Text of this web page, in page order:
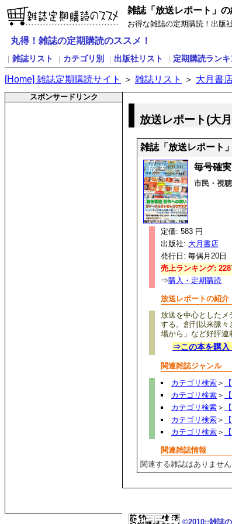
雑誌「放送レポート」
お得な雑誌の定期購読！出版
丸得！雑誌の定期購読のススメ！
雑誌リスト カテゴリ別 出版社リスト 定期購読ラン
[Home] 雑誌定期購読サイト ＞ 雑誌リスト ＞ 大月書
スポンサードリンク
放送レポート(大
雑誌「放送レポート
毎号確
市民・視
定価: 583 円
出版社: 大月書店
発行日: 毎偶月20日
売上ランキング:
⇒購入・定期購読
放送レポートの紹介
放送を中心としたメ
する。創刊以来脈々
場から」など好評連
⇒この本を購入
関連雑誌ジャンル
カテゴリ検索 ＞
カテゴリ検索 ＞
カテゴリ検索 ＞
カテゴリ検索 ＞
カテゴリ検索 ＞
関連雑誌情報
関連する雑誌はありません
©2010::雑誌